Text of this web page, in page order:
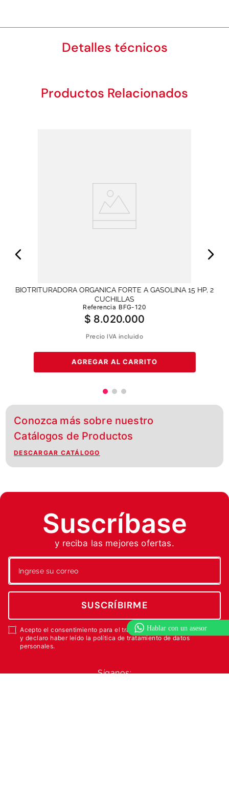
Detalles técnicos
Productos Relacionados
BIOTRITURADORA ORGANICA FORTE A GASOLINA 15 HP, 2
CUCHILLAS
Referencia BFG-120
$ 8.020.000
Precio IVA incluido
AGREGAR AL CARRITO
Conozca más sobre nuestro
Catálogos de Productos
DESCARGAR CATÁLOGO
Suscríbase
y reciba las mejores ofertas.
SUSCRÍBIRME
Acepto el consentimiento para el tratamiento de datos personales
y declaro haber leído la política de tratamiento de datos
personales.
Síganos: